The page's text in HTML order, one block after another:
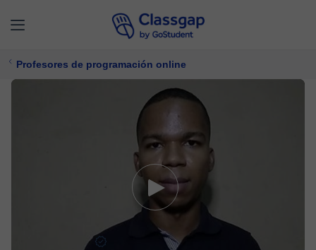
Profesores de programación online
Robinson D.